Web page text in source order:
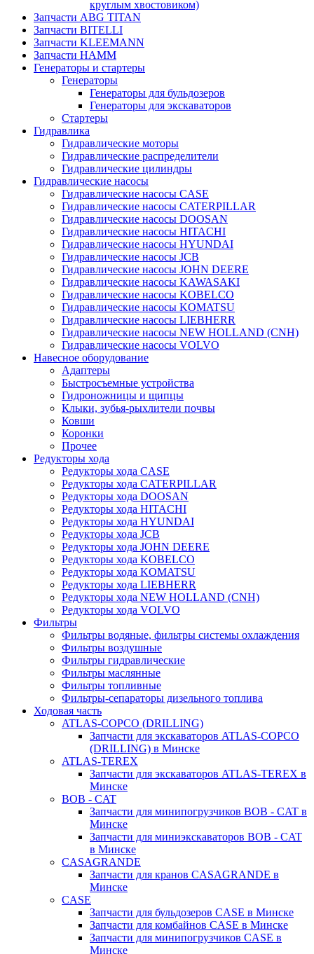
круглым хвостовиком)
Запчасти ABG TITAN
Запчасти BITELLI
Запчасти KLEEMANN
Запчасти HAMM
Генераторы и стартеры
Генераторы
Генераторы для бульдозеров
Генераторы для экскаваторов
Стартеры
Гидравлика
Гидравлические моторы
Гидравлические распределители
Гидравлические цилиндры
Гидравлические насосы
Гидравлические насосы CASE
Гидравлические насосы CATERPILLAR
Гидравлические насосы DOOSAN
Гидравлические насосы HITACHI
Гидравлические насосы HYUNDAI
Гидравлические насосы JCB
Гидравлические насосы JOHN DEERE
Гидравлические насосы KAWASAKI
Гидравлические насосы KOBELCO
Гидравлические насосы KOMATSU
Гидравлические насосы LIEBHERR
Гидравлические насосы NEW HOLLAND (CNH)
Гидравлические насосы VOLVO
Навесное оборудование
Адаптеры
Быстросъемные устройства
Гидроножницы и щипцы
Клыки, зубья-рыхлители почвы
Ковши
Коронки
Прочее
Редукторы хода
Редукторы хода CASE
Редукторы хода CATERPILLAR
Редукторы хода DOOSAN
Редукторы хода HITACHI
Редукторы хода HYUNDAI
Редукторы хода JCB
Редукторы хода JOHN DEERE
Редукторы хода KOBELCO
Редукторы хода KOMATSU
Редукторы хода LIEBHERR
Редукторы хода NEW HOLLAND (CNH)
Редукторы хода VOLVO
Фильтры
Фильтры водяные, фильтры системы охлаждения
Фильтры воздушные
Фильтры гидравлические
Фильтры маслянные
Фильтры топливные
Фильтры-сепараторы дизельного топлива
Ходовая часть
ATLAS-COPCO (DRILLING)
Запчасти для экскаваторов ATLAS-COPCO
(DRILLING) в Минске
ATLAS-TEREX
Запчасти для экскаваторов ATLAS-TEREX в
Минске
BOB - CAT
Запчасти для минипогрузчиков BOB - CAT в
Минске
Запчасти для миниэкскаваторов BOB - CAT
в Минске
CASAGRANDE
Запчасти для кранов CASAGRANDE в
Минске
CASE
Запчасти для бульдозеров CASE в Минске
Запчасти для комбайнов CASE в Минске
Запчасти для минипогрузчиков CASE в
Минске